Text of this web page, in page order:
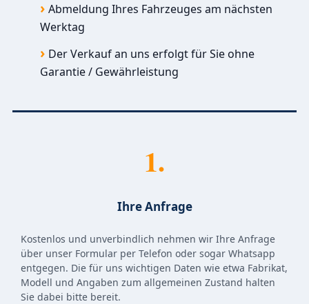
Abmeldung Ihres Fahrzeuges am nächsten
Werktag
Der Verkauf an uns erfolgt für Sie ohne
Garantie / Gewährleistung
1.
Ihre Anfrage
Kostenlos und unverbindlich nehmen wir Ihre Anfrage
über unser Formular per Telefon oder sogar Whatsapp
entgegen. Die für uns wichtigen Daten wie etwa Fabrikat,
Modell und Angaben zum allgemeinen Zustand halten
Sie dabei bitte bereit.